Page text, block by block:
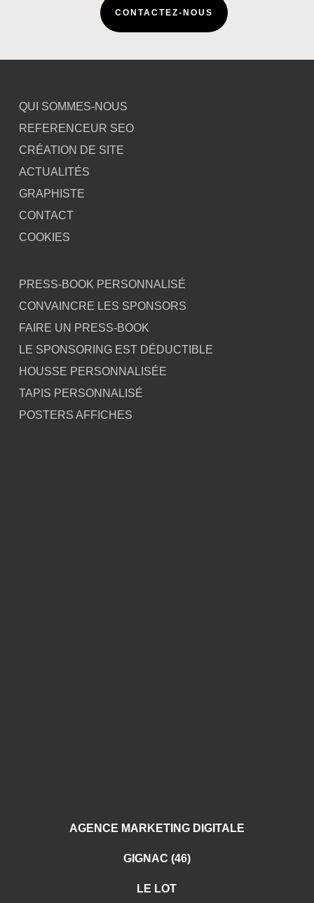
CONTACTEZ-NOUS
QUI SOMMES-NOUS
REFERENCEUR SEO
CRÉATION DE SITE
ACTUALITÉS
GRAPHISTE
CONTACT
COOKIES
PRESS-BOOK PERSONNALISÉ
CONVAINCRE LES SPONSORS
FAIRE UN PRESS-BOOK
LE SPONSORING EST DÉDUCTIBLE
HOUSSE PERSONNALISÉE
TAPIS PERSONNALISÉ
POSTERS AFFICHES
AGENCE MARKETING DIGITALE
GIGNAC (46)
LE LOT